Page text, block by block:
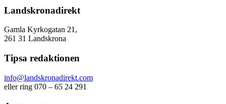
Landskronadirekt
Gamla Kyrkogatan 21,
261 31 Landskrona
Tipsa redaktionen
info@landskronadirekt.com
eller ring 070 – 65 24 291